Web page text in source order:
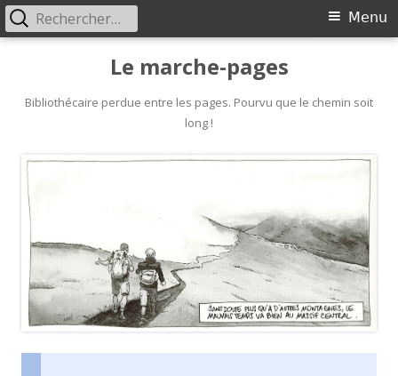
content
Le marche-pages
Bibliothécaire perdue entre les pages. Pourvu que le chemin soit
long !
Primary
Menu
Rechercher :